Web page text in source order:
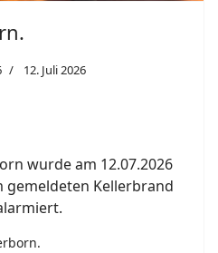
12. Juli 2026
wurde am 12.07.2026
gemeldeten Kellerbrand